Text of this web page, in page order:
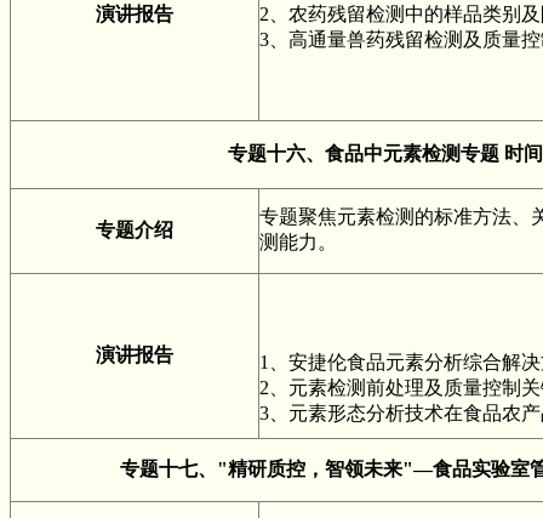
演讲报告
2、农药残留检测中的样品类别
3、高通量兽药残留检测及质量
专题十六、 食品中元素检测专题 时
专题介绍
专题聚焦元素检测的标准方法、
测能力。
演讲报告
1、安捷伦食品元素分析综合解
2、元素检测前处理及质量控制
3、元素形态分析技术在食品农
专题十七、 "精研质控，智领未来"—食品实验室